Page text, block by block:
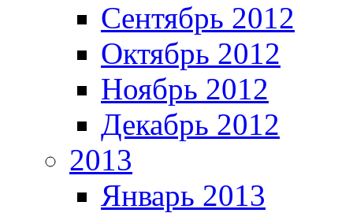
Сентябрь 2012
Октябрь 2012
Ноябрь 2012
Декабрь 2012
2013
Январь 2013